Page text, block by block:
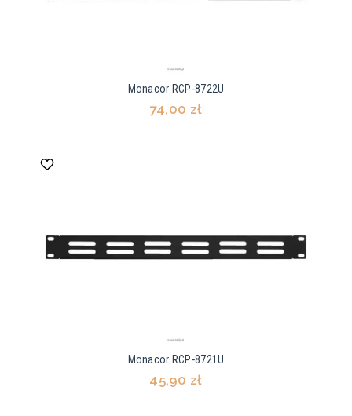
Monacor RCP-8722U
74,00 zł
Monacor RCP-8721U
45,90 zł